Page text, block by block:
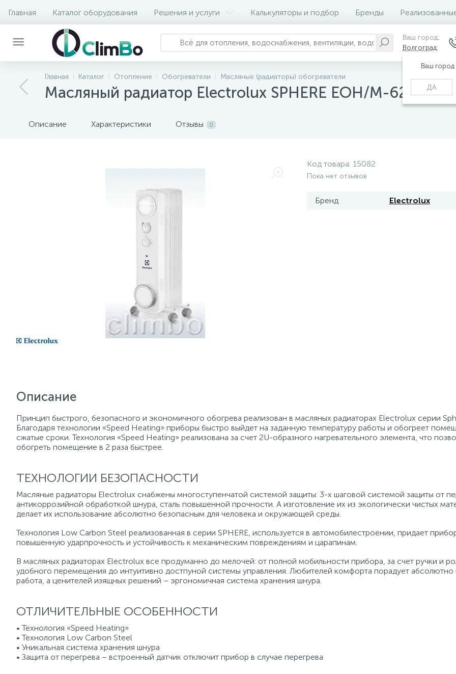
Главная Каталог оборудования Решения и услуги Калькуляторы и подбор Бренды
Ваш город:
Волгоград
Ваш город
ДА
Главная Каталог Отопление Обогреватели Масляные (радиаторы) обогреватели
Масляный радиатор Electrolux SPHERE EOH/M-6221
Описание Характеристики Отзывы 0
Код товара: 15082
Пока нет отзывов
Бренд Electrolux
Описание
Принцип быстрого, безопасного и экономичного обогрева реализован в масляных радиаторах Electrolux серии
Благодаря технологии «Speed Heating» приборы быстро выйдет на заданную температуру работы и обогреет
сжатые сроки. Технология «Speed Heating» реализована за счет 2U-образного нагревательного элемента, что
обогреть помещение в 2 раза быстрее.
ТЕХНОЛОГИИ БЕЗОПАСНОСТИ
Масляные радиаторы Electrolux снабжены многоступенчатой системой защиты: 3-х шаговой системой защиты от
антикоррозийной обработкой шнура, сталь повышенной прочности. А изготовление их из экологически чистых
делает их использование абсолютно безопасным для человека и окружающей среды.
Технология Low Carbon Steel реализованная в серии SPHERE, используется в автомобилестроении, придает
повышенную ударпрочность и устойчивость к механическим повреждениям и царапинам.
В масляных радиаторах Electrolux все продуманно до мелочей: от полной мобильности прибора, за счет ручки и
удобного перемещения до интуитивно достпуной системы управления. Любителей комфорта порадует
работа, а ценителей изящных решений – эргономичная система хранения шнура.
ОТЛИЧИТЕЛЬНЫЕ ОСОБЕННОСТИ
• Технология «Speed Heating»
• Технология Low Carbon Steel
• Уникальная система хранения шнура
• Защита от перегрева – встроенный датчик отключит прибор в случае перегрева